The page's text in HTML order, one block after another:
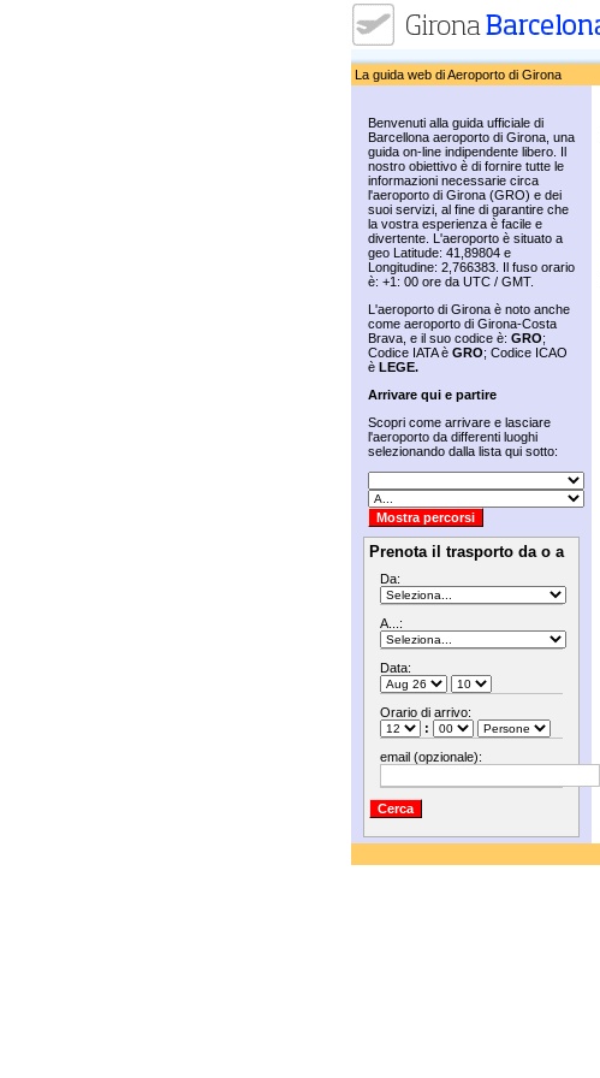
La guida web di Aeroporto di Girona
Benvenuti alla guida ufficiale di
Barcellona aeroporto di Girona, una
guida on-line indipendente libero. Il
nostro obiettivo è di fornire tutte le
informazioni necessarie circa
l'aeroporto di Girona (GRO) e dei
suoi servizi, al fine di garantire che
la vostra esperienza è facile e
divertente. L'aeroporto è situato a
geo Latitude: 41,89804 e
Longitudine: 2,766383. Il fuso orario
è: +1: 00 ore da UTC / GMT.
L'aeroporto di Girona è noto anche
come aeroporto di Girona-Costa
Brava, e il suo codice è: GRO;
Codice IATA è GRO; Codice ICAO
è LEGE.
Arrivare qui e partire
Scopri come arrivare e lasciare
l'aeroporto da differenti luoghi
selezionando dalla lista qui sotto:
Prenota il trasporto da o a
Da:
A...:
Data:
Orario di arrivo:
:
email (opzionale):